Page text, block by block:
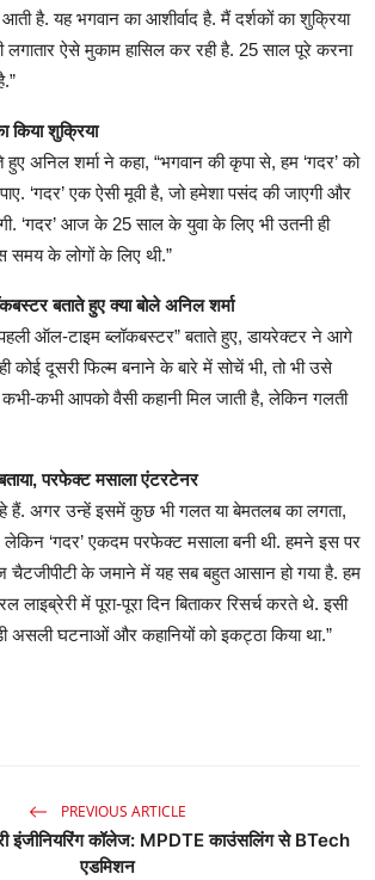
है. यह भगवान का आशीर्वाद है. मैं दर्शकों का शुक्रिया
लगातार ऐसे मुकाम हासिल कर रही है. 25 साल पूरे करना
किया शुक्रिया
अनिल शर्मा ने कहा, “भगवान की कृपा से, हम ‘गदर’ को
‘गदर’ एक ऐसी मूवी है, जो हमेशा पसंद की जाएगी और
‘गदर’ आज के 25 साल के युवा के लिए भी उतनी ही
समय के लोगों के लिए थी.”
बताते हुए क्या बोले अनिल शर्मा
पहली ऑल-टाइम ब्लॉकबस्टर” बताते हुए, डायरेक्टर ने आगे
कोई दूसरी फिल्म बनाने के बारे में सोचें भी, तो भी उसे
कभी-कभी आपको वैसी कहानी मिल जाती है, लेकिन गलती
परफेक्ट मसाला एंटरटेनर
अगर उन्हें इसमें कुछ भी गलत या बेमतलब का लगता,
‘गदर’ एकदम परफेक्ट मसाला बनी थी. हमने इस पर
चैटजीपीटी के जमाने में यह सब बहुत आसान हो गया है. हम
लाइब्रेरी में पूरा-पूरा दिन बिताकर रिसर्च करते थे. इसी
असली घटनाओं और कहानियों को इकट्ठा किया था.”
PREVIOUS ARTICLE
इंजीनियरिंग कॉलेज: MPDTE काउंसलिंग से BTech
एडमिशन